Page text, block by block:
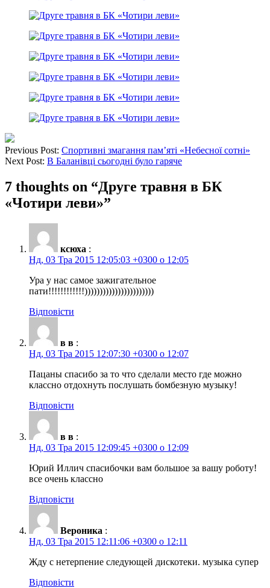
Previous Post: Спортивні змагання пам’яті «Небесної сотні»
Next Post: В Баланівці сьогодні було гаряче
7 thoughts on “Друге травня в БК
«Чотири леви»”
ксюха :
Нд, 03 Тра 2015 12:05:03 +0300 о 12:05
Ура у нас самое зажигательное
пати!!!!!!!!!!!!)))))))))))))))))))))))
Відповісти
в в :
Нд, 03 Тра 2015 12:07:30 +0300 о 12:07
Пацаны спасибо за то что сделали место где можно
классно отдохнуть послушать бомбезную музыку!
Відповісти
в в :
Нд, 03 Тра 2015 12:09:45 +0300 о 12:09
Юрий Иллич спасибочки вам большое за вашу роботу!
все очень классно
Відповісти
Вероника :
Нд, 03 Тра 2015 12:11:06 +0300 о 12:11
Жду с нетерпение следующей дискотеки. музыка супер
Відповісти